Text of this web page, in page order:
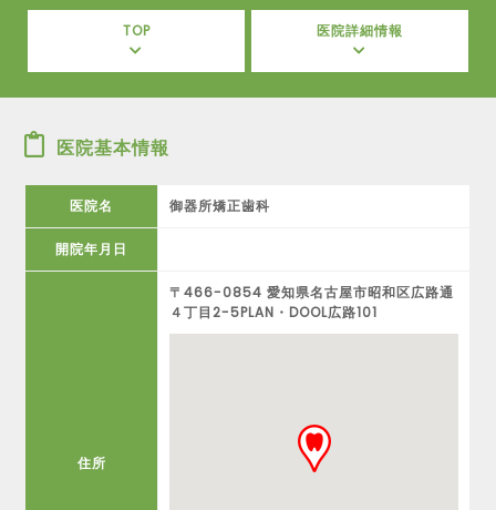
TOP 医院詳細情報
医院基本情報
医院名 御器所矯正歯科
開院年月日
住所
〒466-0854 愛知県名古屋市昭和区広路通
４丁目2-5PLAN・DOOL広路101